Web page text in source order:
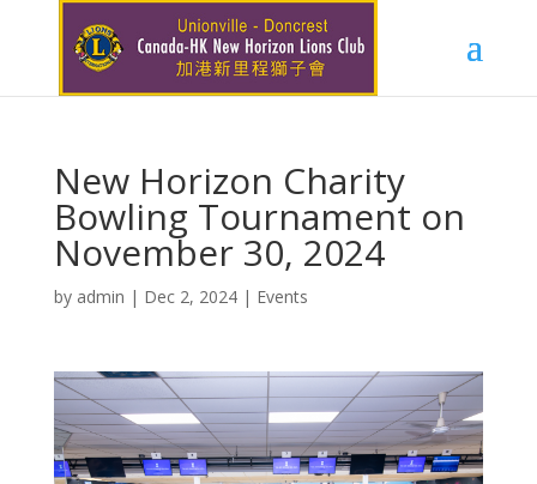
New Horizon Charity
Bowling Tournament on
November 30, 2024
by admin | Dec 2, 2024| Events